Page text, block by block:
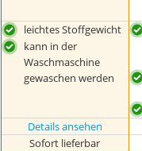
leichtes Stoffgewicht
kann in der
Waschmaschine
gewaschen werden
Details ansehen
Sofort lieferbar